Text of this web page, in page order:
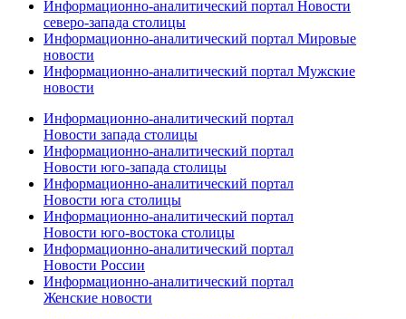
Информационно-аналитический портал Новости
северо-запада столицы
Информационно-аналитический портал Мировые
новости
Информационно-аналитический портал Мужские
новости
Информационно-аналитический портал
Новости запада столицы
Информационно-аналитический портал
Новости юго-запада столицы
Информационно-аналитический портал
Новости юга столицы
Информационно-аналитический портал
Новости юго-востока столицы
Информационно-аналитический портал
Новости России
Информационно-аналитический портал
Женские новости